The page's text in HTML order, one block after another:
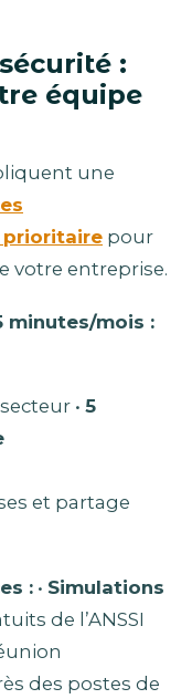
:
équipe
une
prioritaire pour
votre entreprise.
minutes/mois :
• 5
et partage
: • Simulations
de l’ANSSI
des postes de